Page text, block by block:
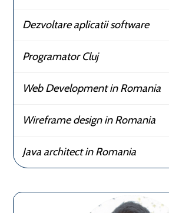
Dezvoltare aplicatii software
Programator Cluj
Web Development in Romania
Wireframe design in Romania
Java architect in Romania